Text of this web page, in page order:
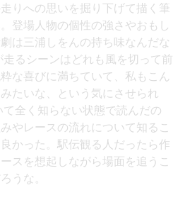
りへの思いを掘り下げて描く筆
登場人物の個性の強さやおもし
は三浦しをんの持ち味なんだな
走るシーンはどれも風を切って前
な喜びに満ちていて、私もこん
たいな、という気にさせられ
て全く知らない状態で読んだの
やレースの流れについて知るこ
かった。駅伝観る人だったら作
スを想起しながら場面を追うこ
うな。